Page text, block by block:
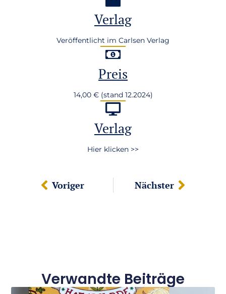
Verlag
Veröffentlicht im Carlsen Verlag
Preis
14,00 € (stand 12.2024)
Verlag
Hier klicken >>
Voriger Nächster
Verwandte Beiträge